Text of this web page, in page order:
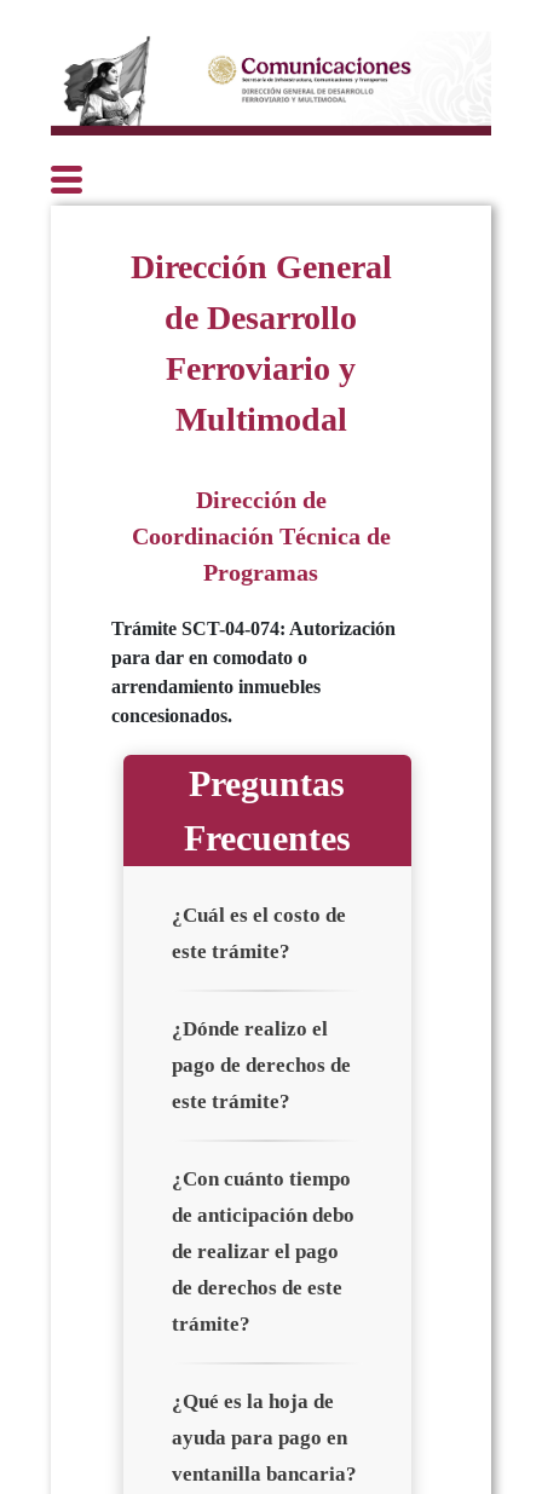
Dirección General
de Desarrollo
Ferroviario y
Multimodal
Dirección de
Coordinación Técnica de
Programas
Trámite SCT-04-074: Autorización
para dar en comodato o
arrendamiento inmuebles
concesionados.
Preguntas
Frecuentes
¿Cuál es el costo de
este trámite?
¿Dónde realizo el
pago de derechos de
este trámite?
¿Con cuánto tiempo
de anticipación debo
de realizar el pago
de derechos de este
trámite?
¿Qué es la hoja de
ayuda para pago en
ventanilla bancaria?